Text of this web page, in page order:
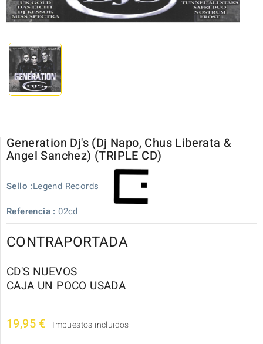
Generation Dj's (Dj Napo, Chus Liberata &
Angel Sanchez) (TRIPLE CD)
Sello :Legend Records
Referencia : 02cd
CONTRAPORTADA
CD'S NUEVOS
CAJA UN POCO USADA
19,95 € Impuestos incluidos